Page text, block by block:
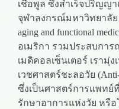
เชื้อพูล ซึ่งสำเร็จปริญญ
จุฬาลงกรณ์มหาวิทยาลั
aging and functional
อเมริกา รวมประสบกา
เมดิคอลเซ็นเตอร์ เรามุ่
เวชศาสตร์ชะลอวัย (Anti-
ซึ่งเป็นศาสตร์การแพทย์
รักษาอาการแห่งวัย หรื